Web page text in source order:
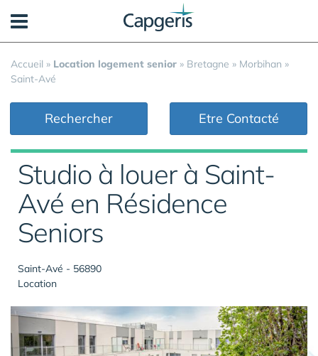
Accueil » Location logement senior » Bretagne » Morbihan »
Saint-Avé
Rechercher Etre Contacté
Studio à louer à Saint-
Avé en Résidence
Seniors
Saint-Avé - 56890
Location